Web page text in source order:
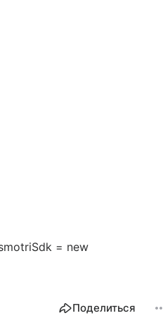
= new
Поделиться